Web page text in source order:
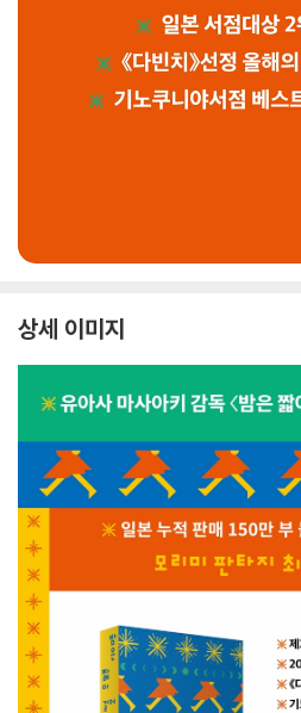
상세 이미지